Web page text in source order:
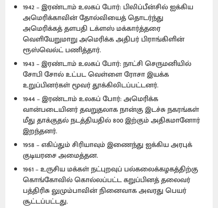
1942 – இரண்டாம் உலகப் போர்: பிலிப்பீன்சில் ஐக்கிய
அமெரிக்காவின் தோல்வியைத் தொடர்ந்து
அமெரிக்கத் தளபதி டக்ளஸ் மக்கார்த்தரை
வெளியேறுமாறு அமெரிக்க அதிபர் பிராங்கிளின்
ரூஸ்வெல்ட் பணித்தார்.
1943 – இரண்டாம் உலகப் போர்: நாட்சி செருமனியில்
சோபி சோல் உட்பட வெள்ளை ரோசா இயக்க
உறுப்பினர்கள் மூவர் தூக்கிலிடப்பட்டனர்.
1944 – இரண்டாம் உலகப் போர்: அமெரிக்க
வான்படையினர் தவறுதலாக நான்கு இடச்சு நகரங்கள்
மீது தாக்குதல் நடத்தியதில் 800 இற்கும் அதிகமானோர்
இறந்தனர்.
1958 – எகிப்தும் சிரியாவும் இணைந்து ஐக்கிய அரபுக்
குடியரசை அமைத்தன.
1961 – உருசிய மக்கள் நட்புறவுப் பல்கலைக்கழகத்திற்கு
கொங்கோவில் கொல்லப்பட்ட கறுப்பினத் தலைவர்
பத்திரிசு லுமும்பாவின் நினைவாக அவரது பெயர்
சூட்டப்பட்டது.